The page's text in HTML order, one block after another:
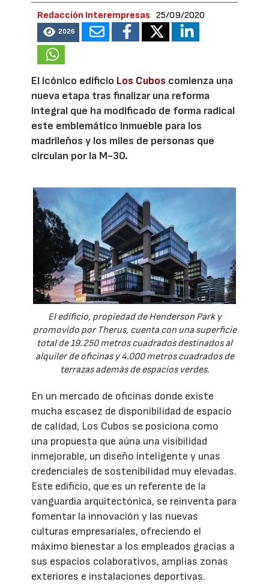
Redacción Interempresas 25/09/2020
2026
El icónico edificio Los Cubos comienza una
nueva etapa tras finalizar una reforma
integral que ha modificado de forma radical
este emblemático inmueble para los
madrileños y los miles de personas que
circulan por la M-30.
El edificio, propiedad de Henderson Park y
promovido por Therus, cuenta con una superficie
total de 19.250 metros cuadrados destinados al
alquiler de oficinas y 4.000 metros cuadrados de
terrazas además de espacios verdes.
En un mercado de oficinas donde existe
mucha escasez de disponibilidad de espacio
de calidad, Los Cubos se posiciona como
una propuesta que aúna una visibilidad
inmejorable, un diseño inteligente y unas
credenciales de sostenibilidad muy elevadas.
Este edificio, que es un referente de la
vanguardia arquitectónica, se reinventa para
fomentar la innovación y las nuevas
culturas empresariales, ofreciendo el
máximo bienestar a los empleados gracias a
sus espacios colaborativos, amplias zonas
exteriores e instalaciones deportivas.